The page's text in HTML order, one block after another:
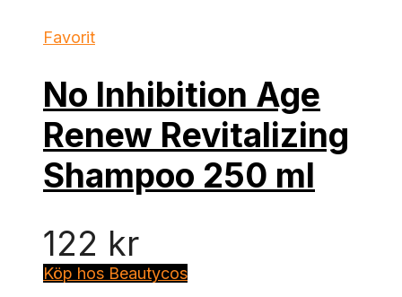
Favorit
No Inhibition Age
Renew Revitalizing
Shampoo 250 ml
122 kr
Köp hos Beautycos